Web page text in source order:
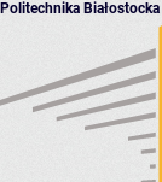
Politechnika Białostocka